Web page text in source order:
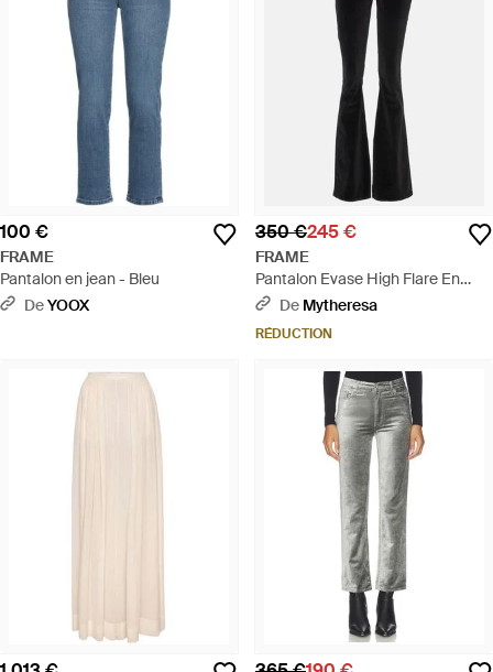
100 €
FRAME
Pantalon en jean - Bleu
DeYOOX
350 €245 €
FRAME
Pantalon Evase High Flare En
Velours - Noir
De Mytheresa
RÉDUCTION